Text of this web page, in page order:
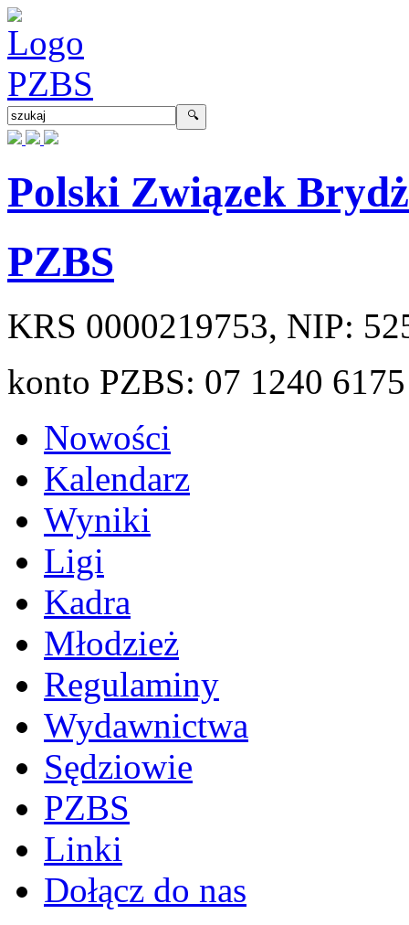
Polski Związek
PZBS
KRS 0000219753, NIP:
konto PZBS: 07 1240
Nowości
Kalendarz
Wyniki
Ligi
Kadra
Młodzież
Regulaminy
Wydawnictwa
Sędziowie
PZBS
Linki
Dołącz do nas